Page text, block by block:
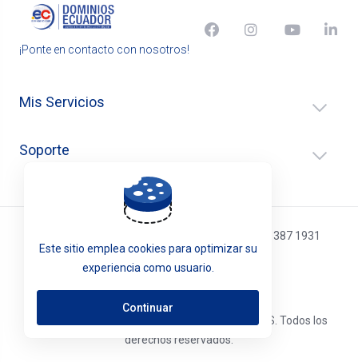
¡Ponte en contacto con nosotros!
Mis Servicios
Soporte
Copyright © 2026 .EC DOMINIOS ECUADOR S.A.S. Todos los
derechos reservados.
Atención telefónica: (02) 4016 188 / (593) 096 387 1931
Español
Este sitio emplea cookies para optimizar su
experiencia como usuario.
Continuar